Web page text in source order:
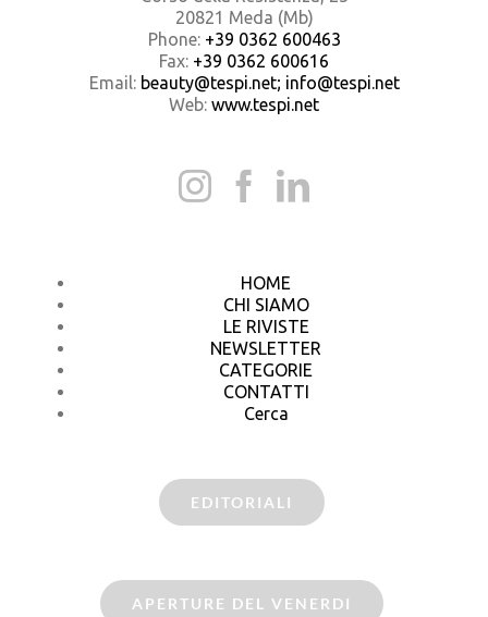
20821 Meda (Mb)
Phone: +39 0362 600463
Fax: +39 0362 600616
Email: beauty@tespi.net; info@tespi.net
Web: www.tespi.net
HOME
CHI SIAMO
LE RIVISTE
NEWSLETTER
CATEGORIE
CONTATTI
Cerca
EDITORIALI
APERTURE DEL VENERDI